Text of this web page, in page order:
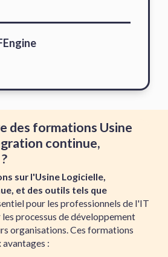
des formations Usine
continue,
sur l'Usine Logicielle,
et des outils tels que
pour les professionnels de l'IT
processus de développement
organisations. Ces formations
: